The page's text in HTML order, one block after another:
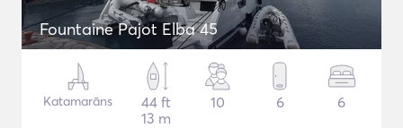
Fountaine Pajot Elba 45
Katamarāns
44 ft
13 m
10 6 6